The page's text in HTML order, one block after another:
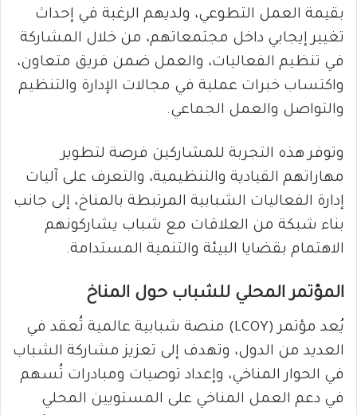
بقيمة العمل التطوعي، ولديهم الرغبة في إحداث
تغيير إيجابي داخل مجتمعاتهم، من خلال المشاركة
في تنظيم الفعاليات، والعمل ضمن فريق متعاون،
واكتساب خبرات عملية في مجالات الإدارة والتنظيم
والتواصل والعمل الجماعي.
وتوفر هذه التجربة للمشاركين فرصة لتطوير
مهاراتهم القيادية والتنظيمية، والتعرف على آليات
إدارة الفعاليات الشبابية المرتبطة بالمناخ، إلى جانب
بناء شبكة من العلاقات مع شباب يشاركونهم
الاهتمام بقضايا البيئة والتنمية المستدامة.
المؤتمر المحلي للشباب حول المناخ
يُعد مؤتمر (LCOY) منصة شبابية عالمية تُعقد في
العديد من الدول، وتهدف إلى تعزيز مشاركة الشباب
في الحوار المناخي، وإعداد توصيات ومبادرات تُسهم
في دعم العمل المناخي على المستويين المحلي